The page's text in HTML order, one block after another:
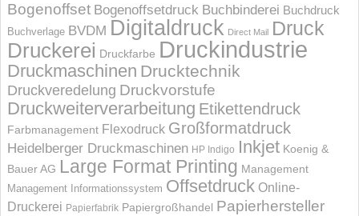
Bogenoffset Bogenoffsetdruck Buchbinderei Buchdruck
Buchverlage BVDM Digitaldruck Direct Mail Druck
Druckerei Druckfarbe Druckindustrie
Druckmaschinen Drucktechnik
Druckveredelung Druckvorstufe
Druckweiterverarbeitung Etikettendruck
Farbmanagement Flexodruck Großformatdruck
Heidelberger Druckmaschinen HP Indigo Inkjet Koenig &
Bauer AG Large Format Printing Management
Management Informations­system Offsetdruck Online-
Druckerei Papierfabrik Papiergroßhandel Papierhersteller